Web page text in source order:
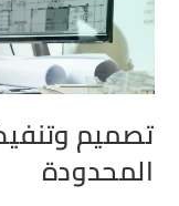
تصميم
المحدودة